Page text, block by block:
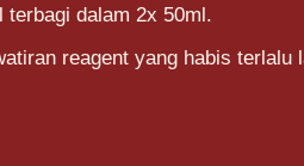
dalam 2x 50ml.
reagent yang habis terlalu